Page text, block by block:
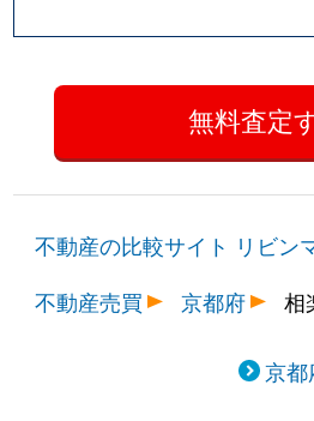
不動産の比較サイト リビン
不動産売買
京都府 相
京都